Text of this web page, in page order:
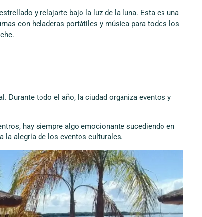
y relajarte bajo la luz de la luna. Esta es una
con heladeras portátiles y música para todos los
Durante todo el año, la ciudad organiza eventos y
hay siempre algo emocionante sucediendo en
la alegría de los eventos culturales.